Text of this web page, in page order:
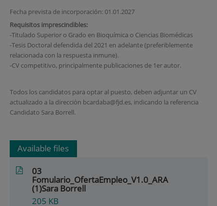
Fecha prevista de incorporación: 01.01.2027
Requisitos imprescindibles:
-Titulado Superior o Grado en Bioquímica o Ciencias Biomédicas
-Tesis Doctoral defendida del 2021 en adelante (preferiblemente
relacionada con la respuesta inmune).
-CV competitivo, principalmente publicaciones de 1er autor.
Todos los candidatos para optar al puesto, deben adjuntar un CV
actualizado a la dirección bcardaba@fjd.es, indicando la referencia
Candidato Sara Borrell.
Available files
03
Fomulario_OfertaEmpleo_V1.0_ARA
(1)Sara Borrell
205 KB